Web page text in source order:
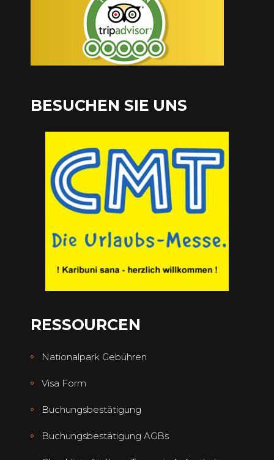
BESUCHEN SIE UNS
RESSOURCEN
Nationalpark Gebühren
Visa Form
Buchungsbestätigung
Buchungsbestätigung AGBs